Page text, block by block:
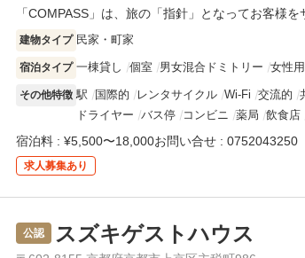
「COMPASS」は、旅の「指針」となってお客様
建物タイプ 民家・町家
宿泊タイプ 一棟貸し 個室 男女混合ドミトリー 女性
その他特徴 駅 国際的 レンタサイクル Wi-Fi 交流的
ドライヤー バス停 コンビニ 薬局 飲食店
宿泊料 : ¥5,500〜18,000お問い合せ : 0752043250
求人募集あり
公認 スズキゲストハウス